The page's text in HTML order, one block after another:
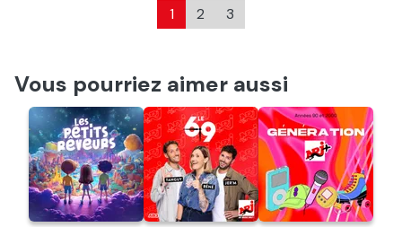
1 2 3
Vous pourriez aimer aussi